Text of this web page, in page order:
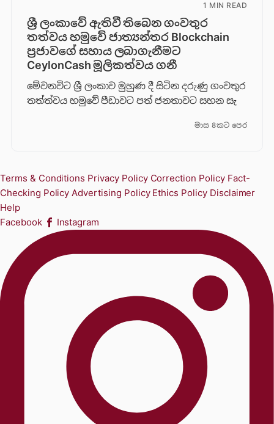
1 MIN READ
ශ්‍රී ලංකාවේ ඇතිවී තිබෙන ගංවතුර
තත්වය හමුවේ ජාත්‍යන්තර Blockchain
ප්‍රජාවගේ සහාය ලබාගැනීමට
CeylonCash මූලිකත්වය ග​නී
මේවනවිට ශ්‍රී ලංකාව මුහුණ දී සිටින දරුණු ගංවතුර
තත්ත්වය හමුවේ පීඩාවට පත් ජනතාවට සහන සැ
මාස 8කට පෙර
Terms & Conditions Privacy Policy Correction Policy Fact-
Checking Policy Advertising Policy Ethics Policy Disclaimer
Help
Facebook
Instagram